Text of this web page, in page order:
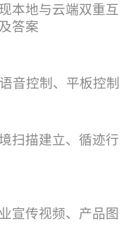
本地与云端双重互
答案
音控制、平板控制
扫描建立、循迹行
宣传视频、产品图